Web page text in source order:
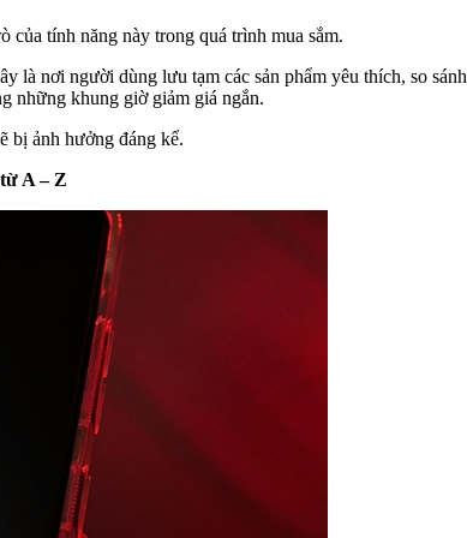
tính năng này trong quá trình mua sắm.
nơi người dùng lưu tạm các sản phẩm yêu thích, so
những khung giờ giảm giá ngắn.
bị ảnh hưởng đáng kể.
A – Z